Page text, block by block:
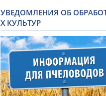
УВЕДОМЛЕНИЯ ОБ
Х КУЛЬТУР